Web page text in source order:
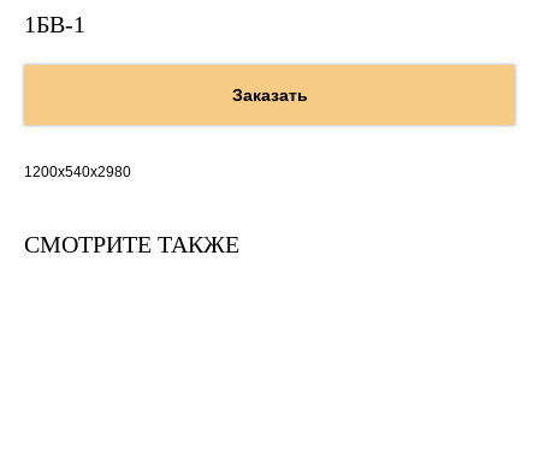
1БВ-1
Заказать
1200х540х2980
СМОТРИТЕ ТАКЖЕ